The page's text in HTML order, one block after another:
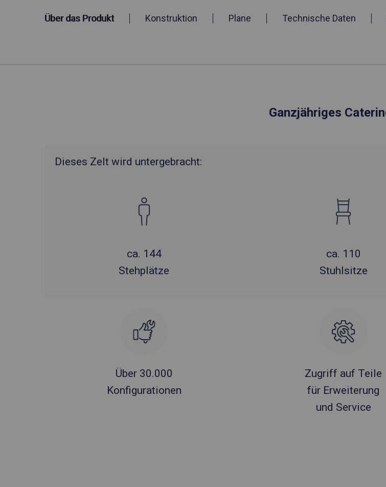
Über das Produkt Konstruktion Plane Technische Daten
Ganzjähriges
Dieses Zelt wird untergebracht:
ca. 144
Stehplätze
ca. 110
Stuhlsitze
Über 30.000
Konfigurationen
Zugriff auf Teile
für Erweiterung
und Service